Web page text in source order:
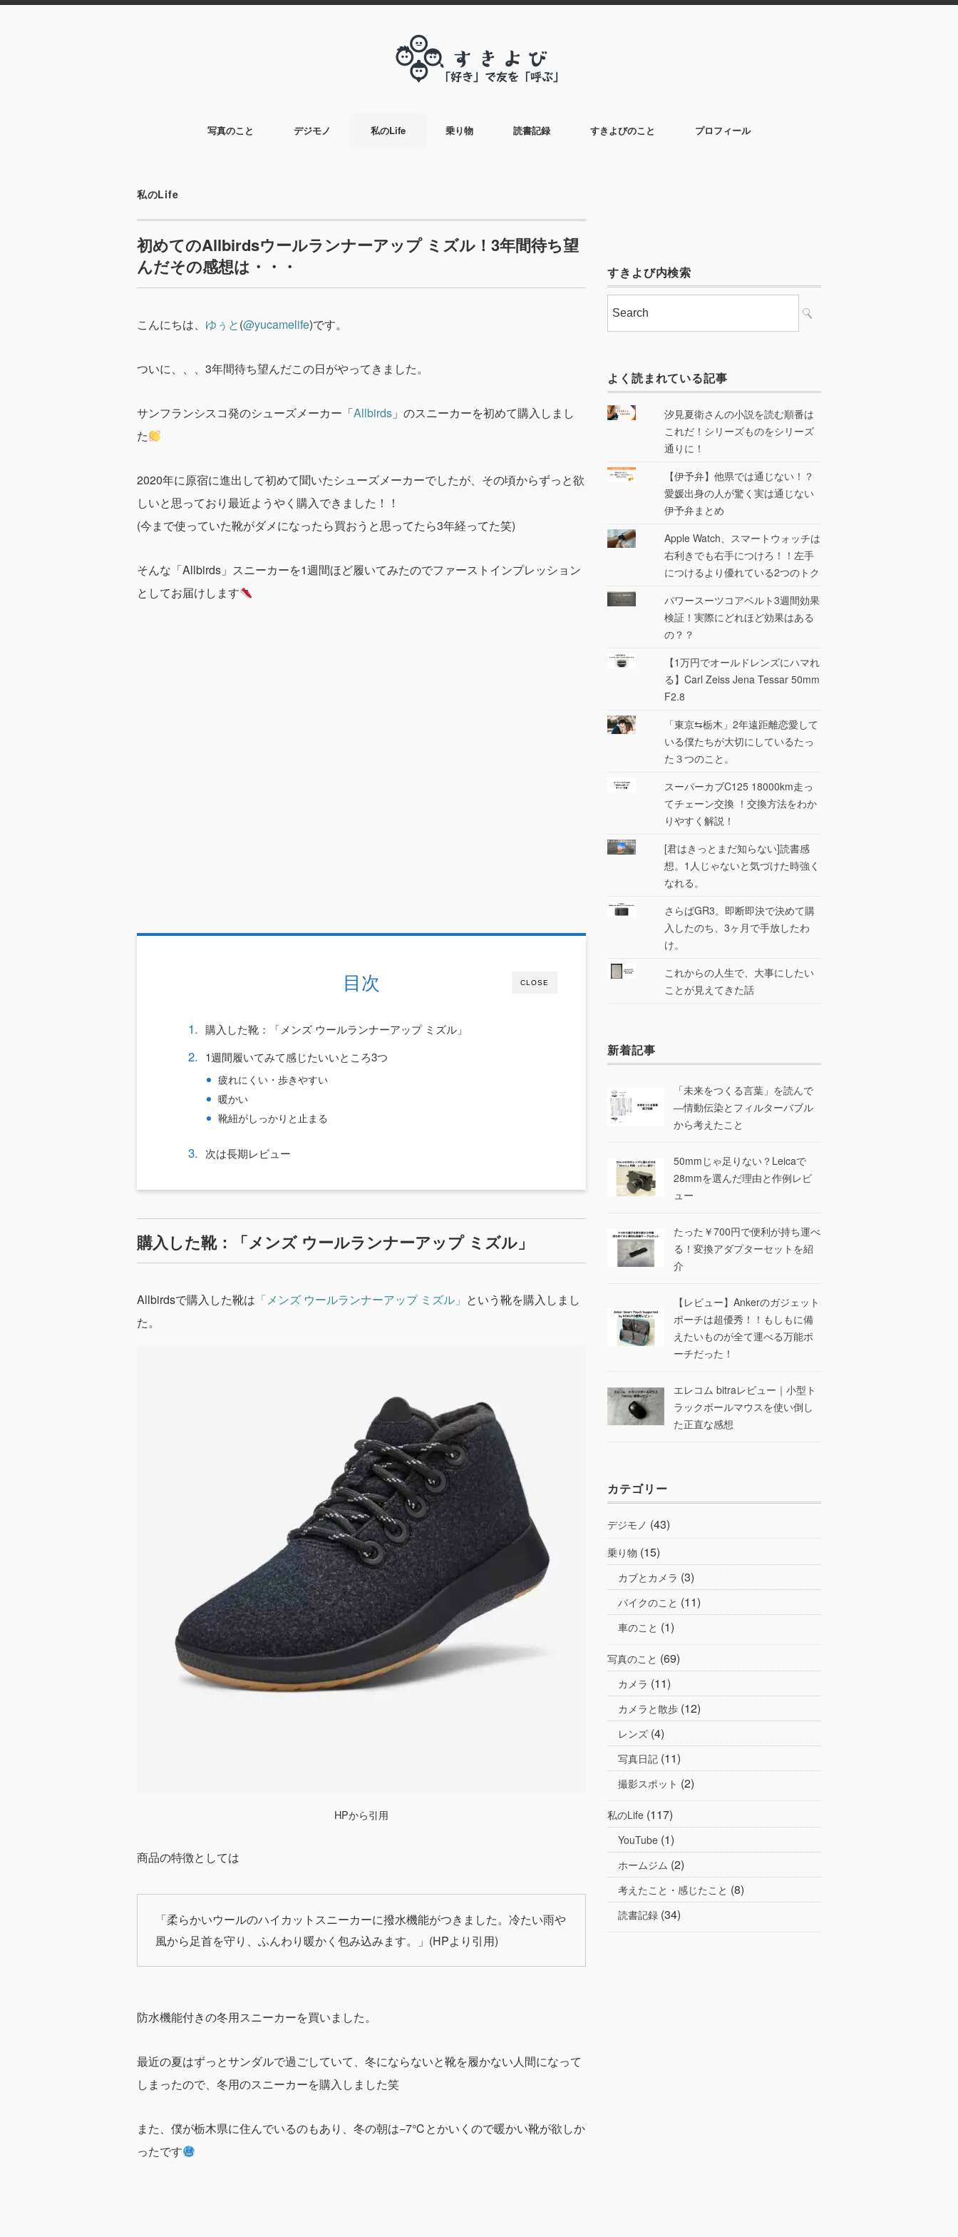
写真のこと デジモノ 私のLife 乗り物 読書記録 すきよびのこと プロフィール
私のLife
初めてのAllbirdsウールランナーアップ ミズル！3年間待ち望
んだその感想は・・・
こんにちは、 ゆぅと(@yucamelife)です。
ついに、、、3年間待ち望んだこの日がやってきました。
サンフランシスコ発のシューズメーカー「Allbirds 」のスニーカーを初めて購入しまし
た
2020年に原宿に進出して初めて聞いたシューズメーカーでしたが、その頃からずっと欲
しいと思っており最近ようやく購入できました！！
(今まで使っていた靴がダメになったら買おうと思ってたら3年経ってた笑)
そんな「Allbirds」スニーカーを1週間ほど履いてみたのでファーストインプレッション
としてお届けします
CLOSE
目次
購入した靴：「メンズ ウールランナーアップ ミズル」
1週間履いてみて感じたいいところ3つ
疲れにくい・歩きやすい
暖かい
靴紐がしっかりと止まる
次は長期レビュー
購入した靴：「メンズ ウールランナーアップ ミズル」
Allbirdsで購入した靴は 「メンズ ウールランナーアップ ミズル」 という靴を購入しまし
た。
HPから引用
商品の特徴としては
「柔らかいウールのハイカットスニーカーに撥水機能がつきました。冷たい雨や
風から足首を守り、ふんわり暖かく包み込みます。」(HPより引用)
防水機能付きの冬用スニーカーを買いました。
最近の夏はずっとサンダルで過ごしていて、冬にならないと靴を履かない人間になって
しまったので、冬用のスニーカーを購入しました笑
また、僕が栃木県に住んでいるのもあり、 冬の朝は−7℃とかいくので暖かい靴が欲しか
ったです
すきよび内検索
よく読まれている記事
汐見夏衛さんの小説を読む順番は
これだ！シリーズものをシリーズ
通りに！
【伊予弁】他県では通じない！？
愛媛出身の人が驚く実は通じない
伊予弁まとめ
Apple Watch、スマートウォッチは
右利きでも右手につけろ！！左手
につけるより優れている2つのトク
パワースーツコアベルト3週間効果
検証！実際にどれほど効果はある
の？？
【1万円でオールドレンズにハマれ
る】Carl Zeiss Jena Tessar 50mm
F2.8
「東京⇆栃木」2年遠距離恋愛して
いる僕たちが大切にしているたっ
た３つのこと。
スーパーカブC125 18000km走っ
てチェーン交換 ！交換方法をわか
りやすく解説！
[君はきっとまだ知らない]読書感
想。1人じゃないと気づけた時強く
なれる。
さらばGR3。即断即決で決めて購
入したのち、3ヶ月で手放したわ
け。
これからの人生で、大事にしたい
ことが見えてきた話
新着記事
「未来をつくる言葉」を読んで
―情動伝染とフィルターバブル
から考えたこと
50mmじゃ足りない？Leicaで
28mmを選んだ理由と作例レビ
ュー
たった￥700円で便利が持ち運べ
る！変換アダプターセットを紹
介
【レビュー】Ankerのガジェット
ポーチは超優秀！！もしもに備
えたいものが全て運べる万能ポ
ーチだった！
エレコム bitraレビュー｜小型ト
ラックボールマウスを使い倒し
た正直な感想
カテゴリー
デジモノ (43)
乗り物 (15)
カブとカメラ (3)
バイクのこと (11)
車のこと (1)
写真のこと (69)
カメラ (11)
カメラと散歩 (12)
レンズ (4)
写真日記 (11)
撮影スポット (2)
私のLife (117)
YouTube (1)
ホームジム (2)
考えたこと・感じたこと (8)
読書記録 (34)